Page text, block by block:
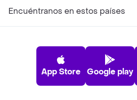
Encuéntranos en estos países
App Store Google play